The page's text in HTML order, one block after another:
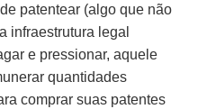
patentear (algo que não
infraestrutura legal
e pressionar, aquele
quantidades
comprar suas patentes